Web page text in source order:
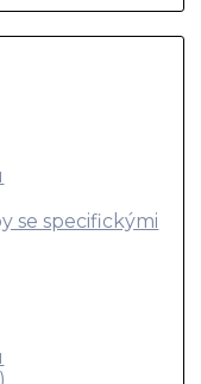
se specifickými